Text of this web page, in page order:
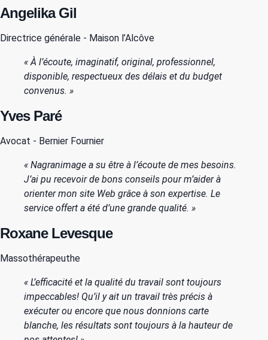
Angelika Gil
Directrice générale - Maison l’Alcôve
« À l’écoute, imaginatif, original, professionnel,
disponible, respectueux des délais et du budget
convenus. »
Yves Paré
Avocat - Bernier Fournier
« Nagranimage a su être à l’écoute de mes besoins.
J’ai pu recevoir de bons conseils pour m’aider à
orienter mon site Web grâce à son expertise. Le
service offert a été d’une grande qualité. »
Roxane Levesque
Massothérapeuthe
« L’efficacité et la qualité du travail sont toujours
impeccables! Qu’il y ait un travail très précis à
exécuter ou encore que nous donnions carte
blanche, les résultats sont toujours à la hauteur de